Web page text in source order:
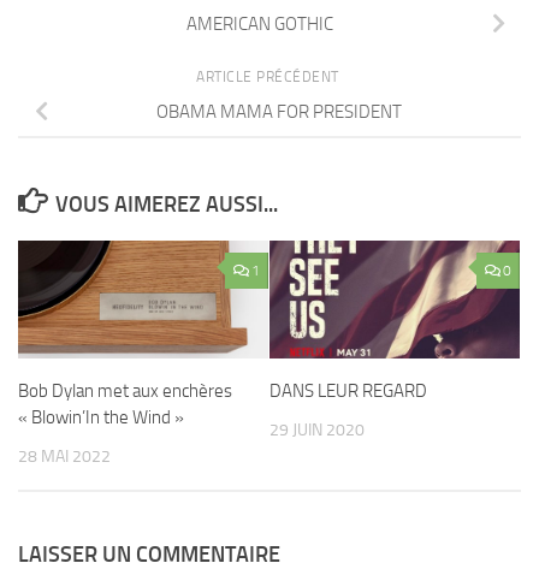
AMERICAN GOTHIC
ARTICLE PRÉCÉDENT
OBAMA MAMA FOR PRESIDENT
VOUS AIMEREZ AUSSI...
1
Bob Dylan met aux enchères
« Blowin’In the Wind »
28 MAI 2022
0
DANS LEUR REGARD
29 JUIN 2020
LAISSER UN COMMENTAIRE